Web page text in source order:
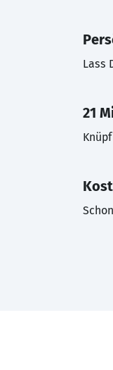
Lass
21